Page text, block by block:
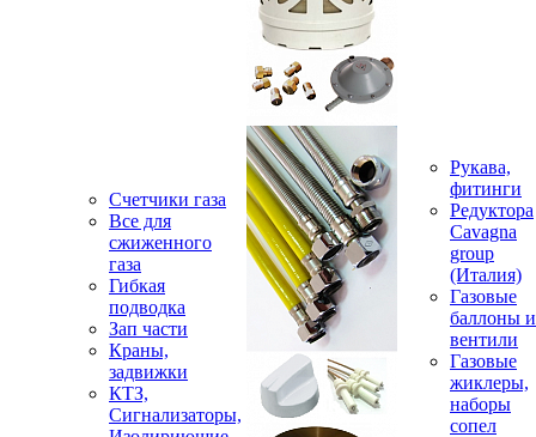
Счетчики газа
Все для
сжиженного
газа
Гибкая
подводка
Зап части
Краны,
задвижки
КТЗ,
Сигнализаторы,
Рукава,
фитинги
Редуктора
Cavagna
group
(Италия)
Газовые
баллоны и
вентили
Газовые
жиклеры,
наборы
сопел